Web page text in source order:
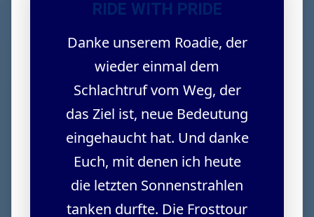
RIDE WITH PRIDE
Danke unserem Roadie, der
wieder einmal dem
Schlachtruf vom Weg, der
das Ziel ist, neue Bedeutung
eingehaucht hat. Und danke
Euch, mit denen ich heute
die letzten Sonnenstrahlen
tanken durfte. Die Frosttour